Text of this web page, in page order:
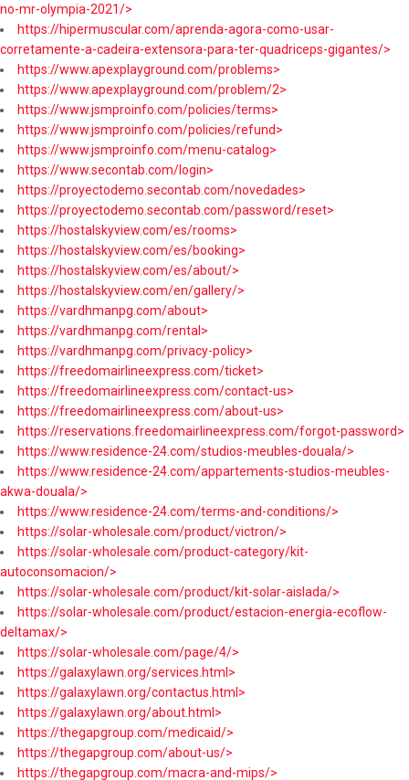
no-mr-olympia-2021/>
https://hipermuscular.com/aprenda-agora-como-usar-
corretamente-a-cadeira-extensora-para-ter-quadriceps-gigantes/>
https://www.apexplayground.com/problems>
https://www.apexplayground.com/problem/2>
https://www.jsmproinfo.com/policies/terms>
https://www.jsmproinfo.com/policies/refund>
https://www.jsmproinfo.com/menu-catalog>
https://www.secontab.com/login>
https://proyectodemo.secontab.com/novedades>
https://proyectodemo.secontab.com/password/reset>
https://hostalskyview.com/es/rooms>
https://hostalskyview.com/es/booking>
https://hostalskyview.com/es/about/>
https://hostalskyview.com/en/gallery/>
https://vardhmanpg.com/about>
https://vardhmanpg.com/rental>
https://vardhmanpg.com/privacy-policy>
https://freedomairlineexpress.com/ticket>
https://freedomairlineexpress.com/contact-us>
https://freedomairlineexpress.com/about-us>
https://reservations.freedomairlineexpress.com/forgot-password>
https://www.residence-24.com/studios-meubles-douala/>
https://www.residence-24.com/appartements-studios-meubles-
akwa-douala/>
https://www.residence-24.com/terms-and-conditions/>
https://solar-wholesale.com/product/victron/>
https://solar-wholesale.com/product-category/kit-
autoconsomacion/>
https://solar-wholesale.com/product/kit-solar-aislada/>
https://solar-wholesale.com/product/estacion-energia-ecoflow-
deltamax/>
https://solar-wholesale.com/page/4/>
https://galaxylawn.org/services.html>
https://galaxylawn.org/contactus.html>
https://galaxylawn.org/about.html>
https://thegapgroup.com/medicaid/>
https://thegapgroup.com/about-us/>
https://thegapgroup.com/macra-and-mips/>